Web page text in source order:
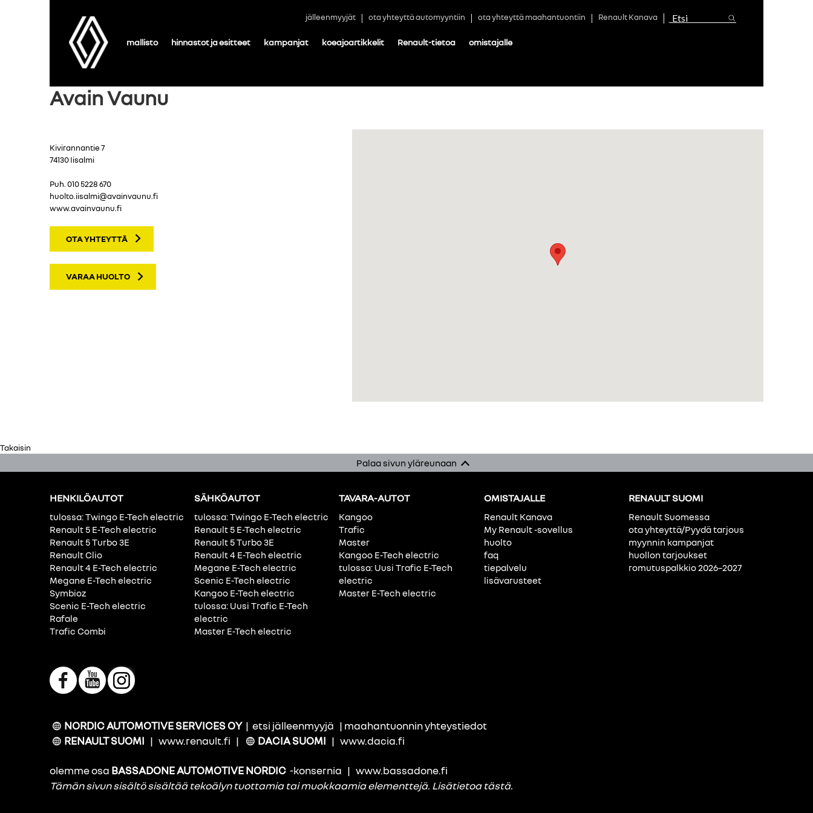
jälleenmyyjät ota yhteyttä automyyntiin ota yhteyttä maahantuontiin Renault Kanava
mallisto hinnastot ja esitteet kampanjat koeajoartikkelit Renault-tietoa omistajalle
Avain Vaunu
Kivirannantie 7
74130 Iisalmi
Puh.010 5228 670
huolto.iisalmi@avainvaunu.fi
www.avainvaunu.fi
OTA YHTEYTTÄ
VARAA HUOLTO
Takaisin
Palaa sivun yläreunaan
HENKILÖAUTOT
tulossa: Twingo E-Tech electric
Renault 5 E-Tech electric
Renault 5 Turbo 3E
Renault Clio
Renault 4 E-Tech electric
Megane E-Tech electric
Symbioz
Scenic E-Tech electric
Rafale
Trafic Combi
SÄHKÖAUTOT
tulossa: Twingo E-Tech electric
Renault 5 E-Tech electric
Renault 5 Turbo 3E
Renault 4 E-Tech electric
Megane E-Tech electric
Scenic E-Tech electric
Kangoo E-Tech electric
tulossa: Uusi Trafic E-Tech
electric
Master E-Tech electric
TAVARA-AUTOT
Kangoo
Trafic
Master
Kangoo E-Tech electric
tulossa: Uusi Trafic E-Tech
electric
Master E-Tech electric
OMISTAJALLE
Renault Kanava
My Renault -sovellus
huolto
faq
tiepalvelu
lisävarusteet
RENAULT SUOMI
Renault Suomessa
ota yhteyttä/Pyydä tarjous
myynnin kampanjat
huollon tarjoukset
romutuspalkkio 2026–2027
NORDIC AUTOMOTIVE SERVICES OY | etsi jälleenmyyjä | maahantuonnin yhteystiedot
RENAULT SUOMI | www.renault.fi | DACIA SUOMI | www.dacia.fi
olemme osa BASSADONE AUTOMOTIVE NORDIC -konsernia | www.bassadone.fi
Tämän sivun sisältö sisältää tekoälyn tuottamia tai muokkaamia elementtejä. Lisätietoa tästä.